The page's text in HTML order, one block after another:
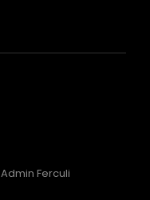
Admin Ferculi